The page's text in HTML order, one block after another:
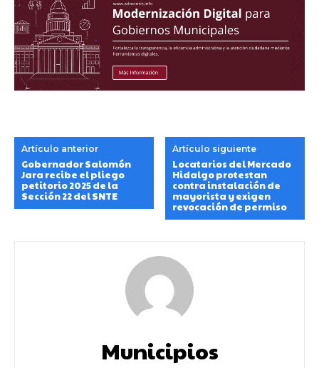
Artículo anterior
Gobernador Salomón
Jara recibe el pliego
petitorio 2025 de la
Sección 22 del SNTE
Artículo siguiente
Locatarios del Mercado
Hidalgo protestan
contra instalación de
mayorista y exigen
revocación de permiso
Municipios